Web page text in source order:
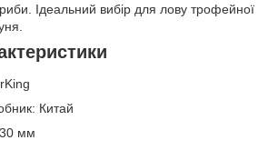
риби. Ідеальний вибір для лову трофейної
Китай
мм